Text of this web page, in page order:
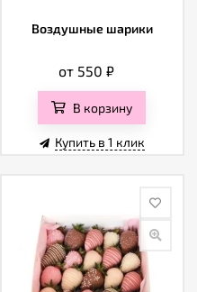
Воздушные шарики
от 550₽
В корзину
Купить в 1 клик